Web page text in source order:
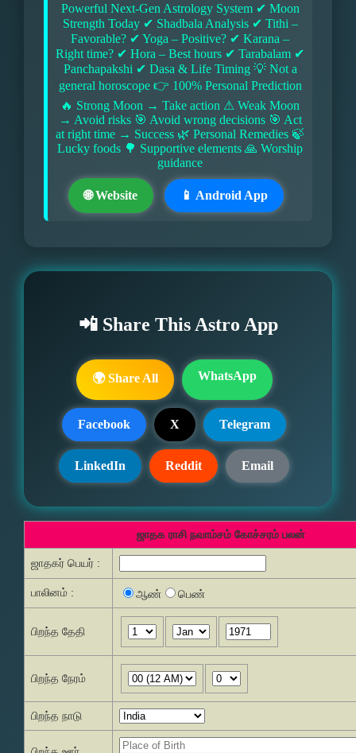
Powerful Next-Gen Astrology System ✔ Moon
Strength Today ✔ Shadbala Analysis ✔ Tithi –
Favorable? ✔ Yoga – Positive? ✔ Karana –
Right time? ✔ Hora – Best hours ✔ Tarabalam ✔
Panchapakshi ✔ Dasa & Life Timing 💡 Not a
general horoscope 👉 100% Personal Prediction
🔥 Strong Moon → Take action ⚠ Weak Moon
→ Avoid risks 🎯 Avoid wrong decisions 🎯 Act
at right time → Success 🌿 Personal Remedies 🍃
Lucky foods 🌳 Supportive elements 🙏 Worship
guidance
🌐 Website 📱 Android App
📲 Share This Astro App
🌍 Share All WhatsApp
Facebook X Telegram
LinkedIn Reddit Email
ஜாதக ராசி நவாம்சம் கோச்சரம் பலன்
ஜாதகர் பெயர் :
பாலினம் : ஆண் பெண்
பிறந்த தேதி
பிறந்த நேரம்
பிறந்த நாடு